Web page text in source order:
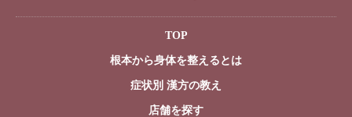
TOP
根本から身体を整えるとは
症状別 漢方の教え
店舗を探す